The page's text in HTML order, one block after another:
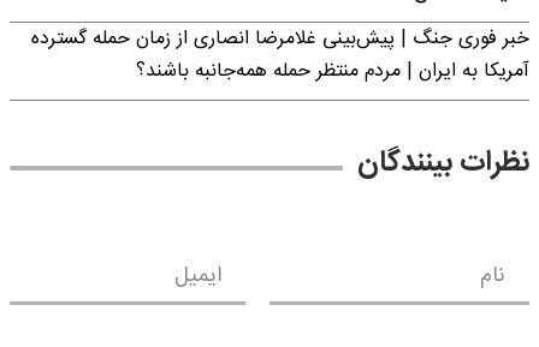
خبر فوری جنگ | پیش‌بینی غلامرضا انصاری از زمان حمله گسترده
آمریکا به ایران | مردم منتظر حمله همه‌جانبه باشند؟
نظرات بینندگان
نام ایمیل